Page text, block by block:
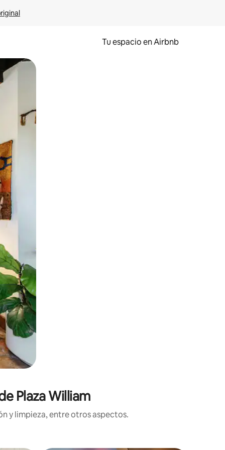
Tu espacio en Airbnb
tocando y deslizando la pantalla.
Plaza William
y limpieza, entre otros aspectos.